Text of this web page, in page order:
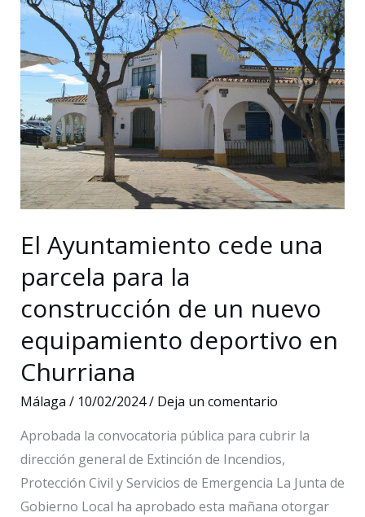
de
la
pista
deportiva
del
colegio
José
Calderón
de
Campanillas
El Ayuntamiento cede una
parcela para la
construcción de un nuevo
equipamiento deportivo en
Churriana
Málaga / 10/02/2024/ Deja un comentario
Aprobada la convocatoria pública para cubrir la
dirección general de Extinción de Incendios,
Protección Civil y Servicios de Emergencia La Junta de
Gobierno Local ha aprobado esta mañana otorgar